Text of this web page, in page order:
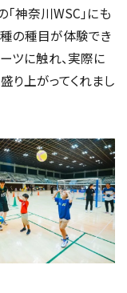
「神奈川WSC」にも
種の種目が体験でき
ツに触れ、実際に
り上がってくれまし